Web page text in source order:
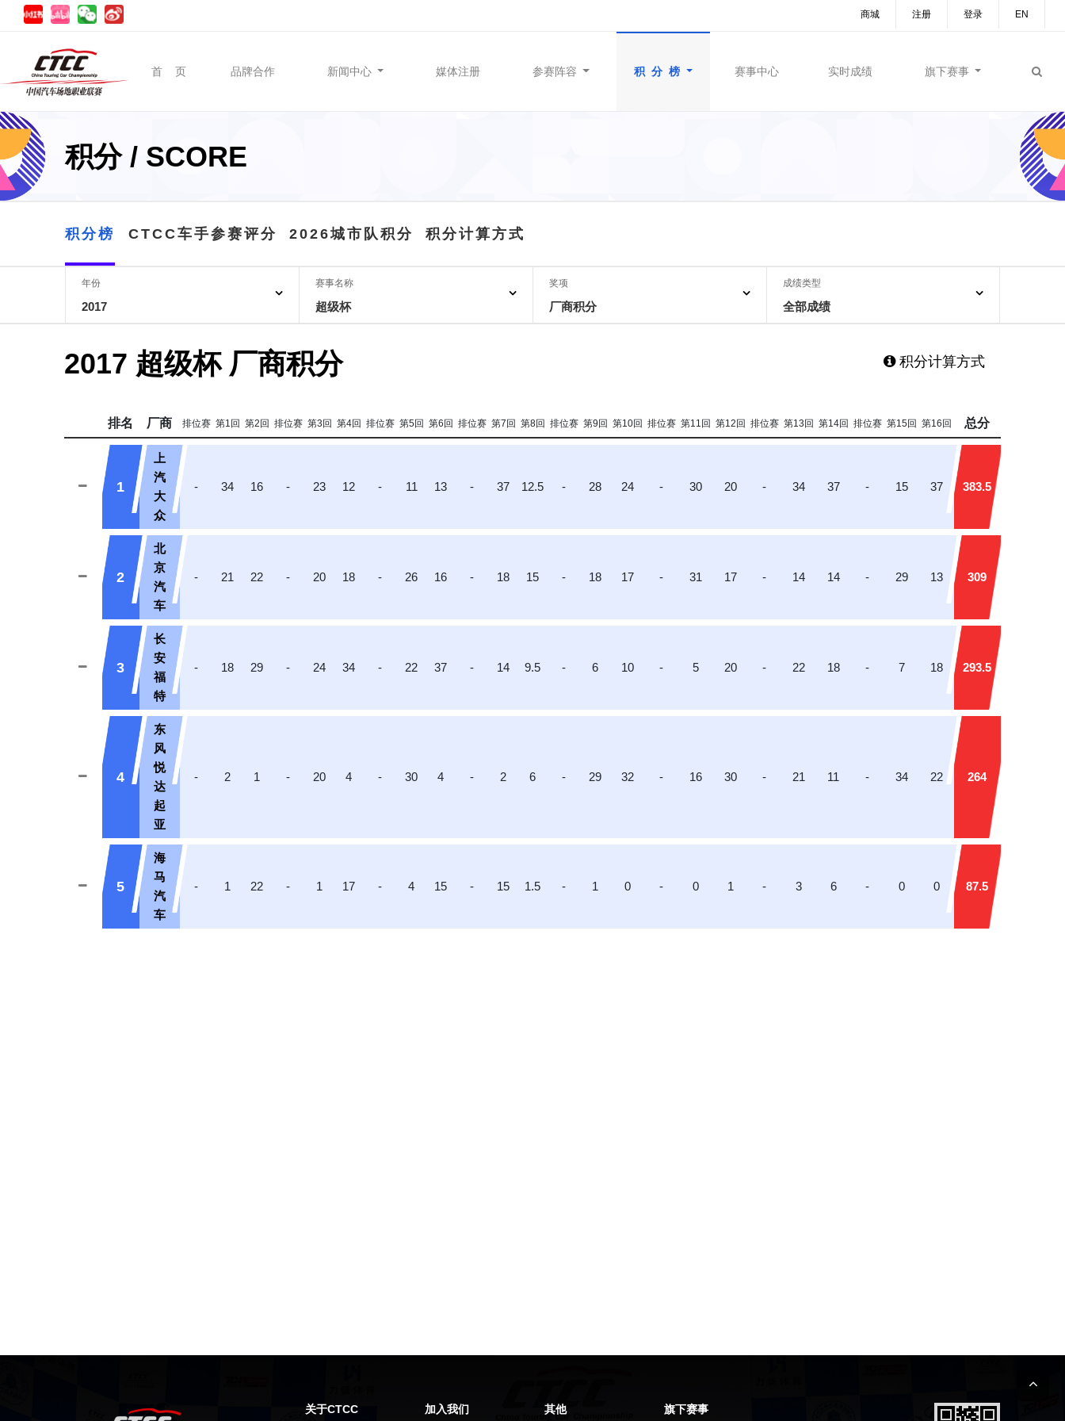
EN
登录
注册
商城
首 页 品牌合作 新闻中心 媒体注册 参赛阵容 积 分 榜 赛事中心 实时成绩 旗下赛事
积分 / SCORE
积分榜 CTCC车手参赛评分 2026城市队积分 积分计算方式
年份
2017
赛事名称
超级杯
奖项
厂商积分
成绩类型
全部成绩
2017 超级杯 厂商积分 积分计算方式
排名 厂商 排位赛 第1回 第2回 排位赛 第3回 第4回 排位赛 第5回 第6回 排位赛 第7回 第8回 排位赛 第9回 第10回 排位赛 第11回 第12回 排位赛 第13回 第14回 排位赛 第15回 第16回 总分
1
上
汽
大
众
- 34 16 - 23 12 - 11 13 - 37 12.5 - 28 24 - 30 20 - 34 37 - 15 37 383.5
2
北
京
汽
车
- 21 22 - 20 18 - 26 16 - 18 15 - 18 17 - 31 17 - 14 14 - 29 13 309
3
长
安
福
特
- 18 29 - 24 34 - 22 37 - 14 9.5 - 6 10 - 5 20 - 22 18 - 7 18 293.5
4
东
风
悦
达
起
亚
- 2 1 - 20 4 - 30 4 - 2 6 - 29 32 - 16 30 - 21 11 - 34 22 264
5
海
马
汽
车
- 1 22 - 1 17 - 4 15 - 15 1.5 - 1 0 - 0 1 - 3 6 - 0 0 87.5
关于CTCC 加入我们 其他 旗下赛事